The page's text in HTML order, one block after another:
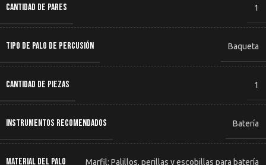
CANTIDAD DE PARES 1
TIPO DE PALO DE PERCUSIÓN Baqueta
CANTIDAD DE PIEZAS 1
INSTRUMENTOS RECOMENDADOS Batería
MATERIAL DEL PALO Marfil: Palillos, perillas y escobillas para batería